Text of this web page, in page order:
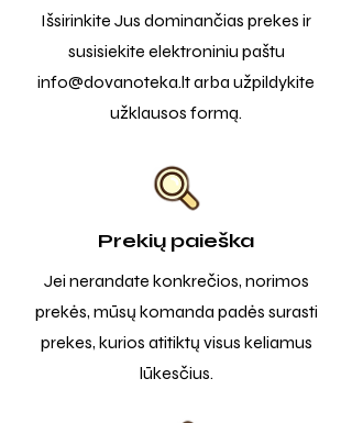
Išsirinkite Jus dominančias prekes ir
susisiekite elektroniniu paštu
info@dovanoteka.ltarba užpildykite
užklausos formą.
Prekių paieška
Jei nerandate konkrečios, norimos
prekės, mūsų komanda padės surasti
prekes, kurios atitiktų visus keliamus
lūkesčius.